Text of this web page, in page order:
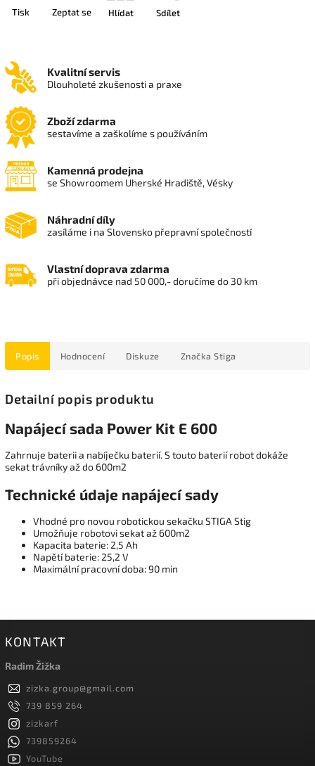
Tisk Zeptat se Hlídat Sdílet
Kvalitní servis
Dlouholeté zkušenosti a praxe
Zboží zdarma
sestavíme a zaškolíme s používáním
Kamenná prodejna
se Showroomem Uherské Hradiště, Vésky
Náhradní díly
zasíláme i na Slovensko přepravní společností
Vlastní doprava zdarma
při objednávce nad 50 000,- doručíme do 30 km
Popis Hodnocení Diskuze Značka Stiga
Detailní popis produktu
Napájecí sada Power Kit E 600
Zahrnuje baterii a nabíječku baterií. S touto baterií robot dokáže
sekat trávníky až do 600m2
Technické údaje napájecí sady
Vhodné pro novou robotickou sekačku STIGA Stig
Umožňuje robotovi sekat až 600m2
Kapacita baterie: 2,5 Ah
Napětí baterie: 25,2 V
Maximální pracovní doba: 90 min
KONTAKT
Radim Žižka
zizka.group@gmail.com
739 859 264
zizkarf
739859264
YouTube